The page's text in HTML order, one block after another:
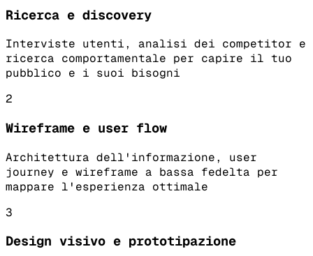
Ricerca e discovery
Interviste utenti, analisi dei competitor e
ricerca comportamentale per capire il tuo
pubblico e i suoi bisogni
2
Wireframe e user flow
Architettura dell'informazione, user
journey e wireframe a bassa fedelta per
mappare l'esperienza ottimale
3
Design visivo e prototipazione